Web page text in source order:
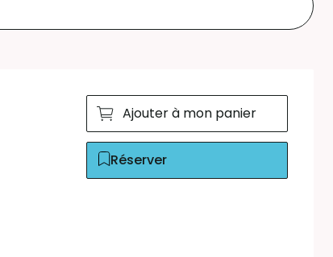
Ajouter à mon panier
Réserver